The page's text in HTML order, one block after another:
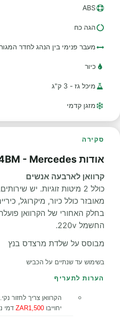
ABS
הגה כח
מעבר פנימי בין הנהג לחדר
כיור
מיכל גז - 3 ק"ג
מזגן קדמי
סקירה
אודות M4BM - Mercedes
קרוואן לארבעה אנשים
כולל 2 מיטות זוגיות. יש
מאובזר כולל כיור, מיקרוגל,
בחלק האחורי של הקרוואן
החשמל 220v.
מבוסס על שלדת מרצדס בנץ
בשימוש עד שנתיים על הכביש
הערות לתעריף
הקרוואן צריך לחזור
יחוייבו ZAR1,500 דמי